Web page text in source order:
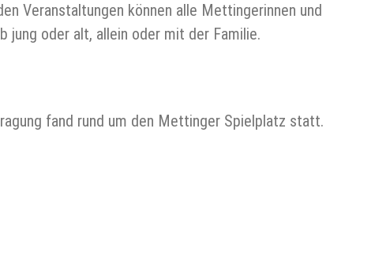
Veranstaltungen können alle Mettingerinnen und
jung oder alt, allein oder mit der Familie.
fand rund um den Mettinger Spielplatz statt.